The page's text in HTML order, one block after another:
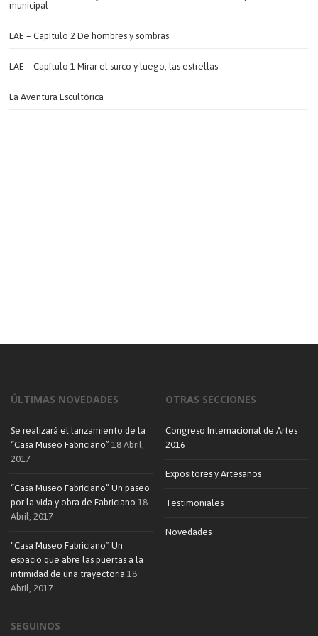
ÚLTIMAS NOVEDADES
Se realizará el lanzamiento de la
“Casa Museo Fabriciano” 18 Abril,
2017
“Casa Museo Fabriciano” Un paseo
por la vida y obra de Fabriciano 18
Abril, 2017
“Casa Museo Fabriciano” Un
espacio que abre las puertas a la
intimidad de una trayectoria 18
Abril, 2017
OTRAS SECCIONES
Congreso Internacional de Artes
2016
Expositores y Artesanos
Testimoniales
Novedades
SEGUINOS